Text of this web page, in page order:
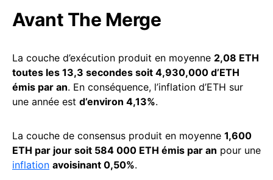
Avant The Merge
La couche d’exécution produit en moyenne 2,08 ETH
toutes les 13,3 secondes soit 4,930,000 d’ETH
émis par an. En conséquence, l’inflation d’ETH sur
une année est d’environ 4,13%.
La couche de consensus produit en moyenne 1,600
ETH par jour soit 584 000 ETH émis par an pour une
inflation avoisinant 0,50%.